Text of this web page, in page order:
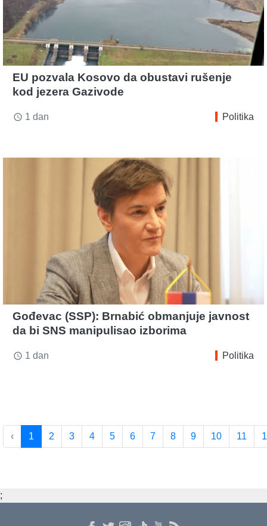
EU pozvala Kosovo da obustavi rušenje
kod jezera Gazivode
access_time 1 dan Politika
Gođevac (SSP): Brnabić obmanjuje javnost
da bi SNS manipulisao izborima
access_time 1 dan Politika
‹ 1 2 3 4 5 6 7 8 9 10 11
;